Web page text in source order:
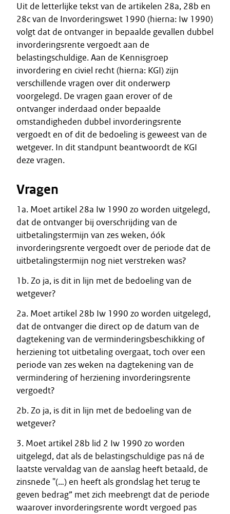
Uit de letterlijke tekst van de artikelen 28a, 28b en
28c van de Invorderingswet 1990 (hierna: Iw 1990)
volgt dat de ontvanger in bepaalde gevallen dubbel
invorderingsrente vergoedt aan de
belastingschuldige. Aan de Kennisgroep
invordering en civiel recht (hierna: KGI) zijn
verschillende vragen over dit onderwerp
voorgelegd. De vragen gaan erover of de
ontvanger inderdaad onder bepaalde
omstandigheden dubbel invorderingsrente
vergoedt en of dit de bedoeling is geweest van de
wetgever. In dit standpunt beantwoordt de KGI
deze vragen.
Vragen
1a. Moet artikel 28a Iw 1990 zo worden uitgelegd,
dat de ontvanger bij overschrijding van de
uitbetalingstermijn van zes weken, óók
invorderingsrente vergoedt over de periode dat de
uitbetalingstermijn nog niet verstreken was?
1b. Zo ja, is dit in lijn met de bedoeling van de
wetgever?
2a. Moet artikel 28b Iw 1990 zo worden uitgelegd,
dat de ontvanger die direct op de datum van de
dagtekening van de verminderingsbeschikking of
herziening tot uitbetaling overgaat, toch over een
periode van zes weken na dagtekening van de
vermindering of herziening invorderingsrente
vergoedt?
2b. Zo ja, is dit in lijn met de bedoeling van de
wetgever?
3. Moet artikel 28b lid 2 Iw 1990 zo worden
uitgelegd, dat als de belastingschuldige pas ná de
laatste vervaldag van de aanslag heeft betaald, de
zinsnede "(…) en heeft als grondslag het terug te
geven bedrag” met zich meebrengt dat de periode
waarover invorderingsrente wordt vergoed pas